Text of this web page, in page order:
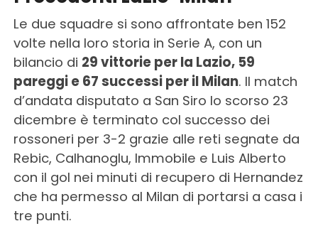
Le due squadre si sono affrontate ben 152
volte nella loro storia in Serie A, con un
bilancio di 29 vittorie per la Lazio, 59
pareggi e 67 successi per il Milan. Il match
d’andata disputato a San Siro lo scorso 23
dicembre è terminato col successo dei
rossoneri per 3-2 grazie alle reti segnate da
Rebic, Calhanoglu, Immobile e Luis Alberto
con il gol nei minuti di recupero di Hernandez
che ha permesso al Milan di portarsi a casa i
tre punti.